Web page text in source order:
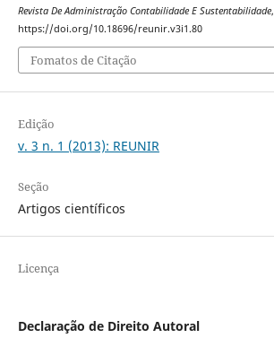
Revista De Administração Contabilidade E Sustentabilidade,
https://doi.org/10.18696/reunir.v3i1.80
Fomatos de Citação
Edição
v. 3 n. 1 (2013): REUNIR
Seção
Artigos científicos
Licença
Declaração de Direito Autoral